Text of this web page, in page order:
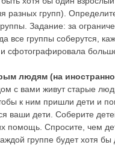
разных групп).
Задание: за
все группы соберутся,
сфотографировала
людям (на
с вами живут старые
к ним пришли дети и
ваши дети. Соберите
помощь. Спросите, чем
группе будет хотя